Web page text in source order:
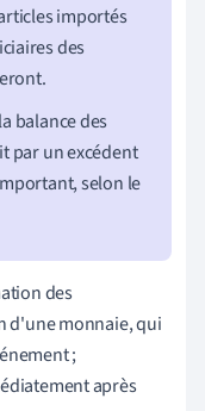
importés
des
balance des
par un excédent
selon le
des
d'une monnaie, qui
;
après